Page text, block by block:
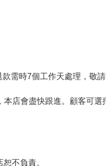
時7個工作天處理，敬請
店會盡快跟進。顧客可選
不負責。